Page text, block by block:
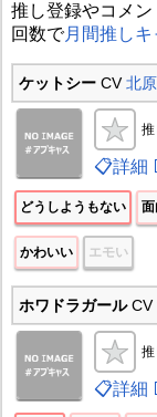
推し登録やコメ
回数で月間推しキ
ケットシーCV北
📋詳細
どうしようもない 面
かわいい エモい
ホワドラガールCV
📋詳細